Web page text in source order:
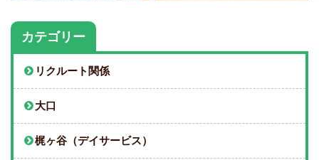
カテゴリー
リクルート関係
大口
梶ヶ谷（デイサービス）